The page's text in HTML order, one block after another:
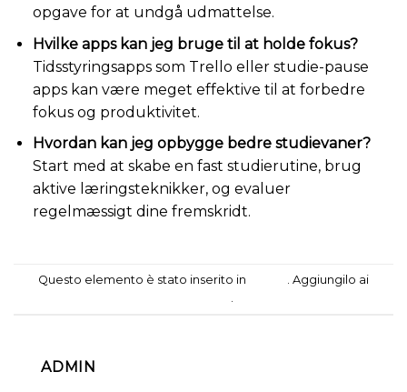
opgave for at undgå udmattelse.
Hvilke apps kan jeg bruge til at holde fokus?
Tidsstyringsapps som Trello eller studie-pause
apps kan være meget effektive til at forbedre
fokus og produktivitet.
Hvordan kan jeg opbygge bedre studievaner?
Start med at skabe en fast studierutine, brug
aktive læringsteknikker, og evaluer
regelmæssigt dine fremskridt.
Questo elemento è stato inserito in
. Aggiungilo ai
ADMIN